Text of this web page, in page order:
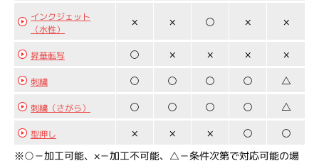
インクジェット
（水性）
× × ○ × ×
昇華転写 ○ × × × ×
刺繍 ○ ○ ○ ○ △
刺繍（さがら） ○ ○ ○ ○ △
型押し × × × ○ ○
※○－加工可能、×－加工不可能、△－条件次第で対応可能の場